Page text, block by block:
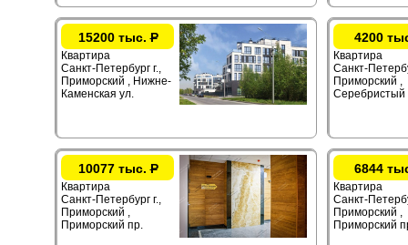
15200 тыс.Р
Квартира
Санкт-Петербург г.,
Приморский , Нижне-
Каменская ул.
4200
Квартира
Санкт-
Приморский ,
Серебристый
10077 тыс.Р
Квартира
Санкт-Петербург г.,
Приморский ,
Приморский пр.
6844
Квартира
Санкт-
Приморский ,
Приморский